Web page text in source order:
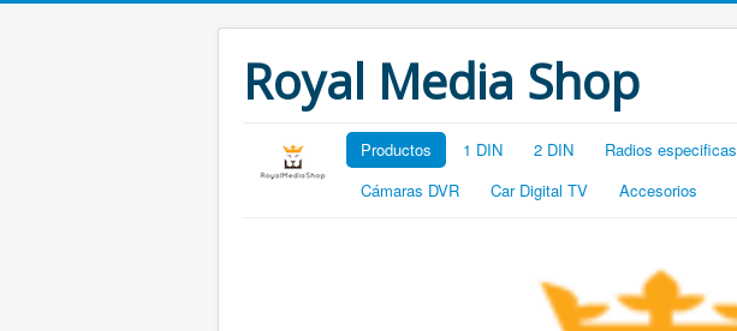
Royal Media Shop
Productos 1 DIN 2 DIN Radios especificas
Cámaras DVR
Car Digital TV Accesorios